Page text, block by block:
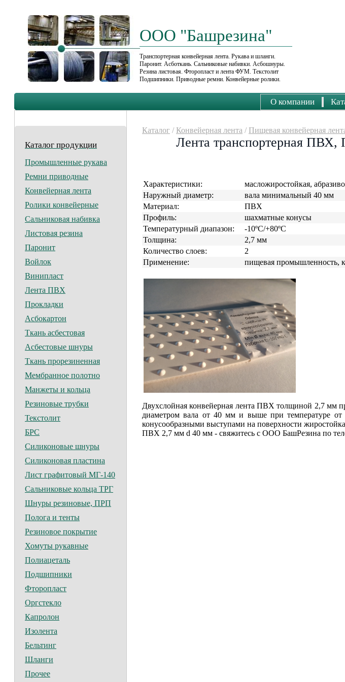
ООО "Башрезина"
Транспортерная конвейерная лента. Рукава и шланги.
Паронит. Асботкань. Сальниковые набивки. Асбошнуры.
Резина листовая. Фторопласт и лента ФУМ. Текстолит
Подшипники. Приводные ремни. Конвейерные ролики.
О компании
Каталог продукции
Промышленные рукава
Ремни приводные
Конвейерная лента
Ролики конвейерные
Сальниковая набивка
Листовая резина
Паронит
Войлок
Винипласт
Лента ПВХ
Прокладки
Асбокартон
Ткань асбестовая
Асбестовые шнуры
Ткань прорезиненная
Мембранное полотно
Манжеты и кольца
Резиновые трубки
Текстолит
БРС
Силиконовые шнуры
Силиконовая пластина
Лист графитовый МГ-140
Сальниковые кольца ТРГ
Шнуры резиновые, ПРП
Полога и тенты
Резиновое покрытие
Хомуты рукавные
Полиацеталь
Подшипники
Фторопласт
Оргстекло
Капролон
Изолента
Бельтинг
Шланги
Прочее
Каталог / Конвейерная лента / Пищевая конвейерная
Лента транспортерная
Характеристики:
масложиростойкая,
Наружный диаметр:
вала минимальный 40 мм
Материал:
ПВХ
Профиль:
шахматные конусы
Температурный диапазон:
-10ºС/+80ºС
Толщина:
2,7 мм
Количество слоев:
2
Применение:
пищевая промышленность,
Двухслойная конвейерная лента ПВХ толщиной 2,7 мм
диаметром вала от 40 мм и выше при температуре
конусообразными выступами на поверхности
ПВХ 2,7 мм d 40 мм - свяжитесь с ООО БашРезина по